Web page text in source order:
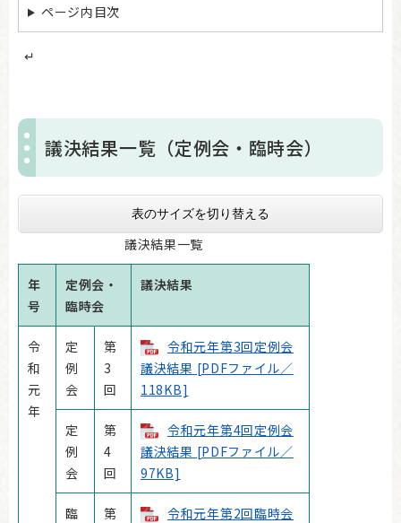
ページ内目次
↵
議決結果一覧（定例会・臨時会）
表のサイズを切り替える
議決結果一覧
年
号
定例会・
臨時会
議決結果
令
和
元
年
定
例
会
第
3
回
令和元年第3回定例会
議決結果 [PDFファイル／
118KB]
定
例
会
第
4
回
令和元年第4回定例会
議決結果 [PDFファイル／
97KB]
臨
第
令和元年第2回臨時会